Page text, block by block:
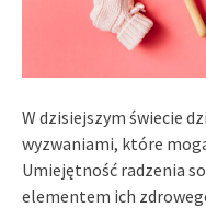
W dzisiejszym świecie
wyzwaniami, które
Umiejętność radzenia
elementem ich